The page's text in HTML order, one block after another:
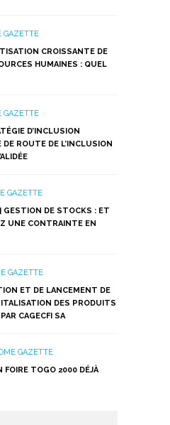
une
nouvelle
fenêtre)
une
nouvelle
fenêtre)
nouvelle
fenêtre)
GAZETTE
CROISSANTE DE
HUMAINES : QUEL
GAZETTE
D’INCLUSION
DE ROUTE DE L’INCLUSION
GAZETTE
GESTION DE STOCKS : ET
UNE CONTRAINTE EN
GAZETTE
ET DE LANCEMENT DE
DES PRODUITS
CAGECFI SA
GAZETTE
FOIRE TOGO 2000 DÉJÀ